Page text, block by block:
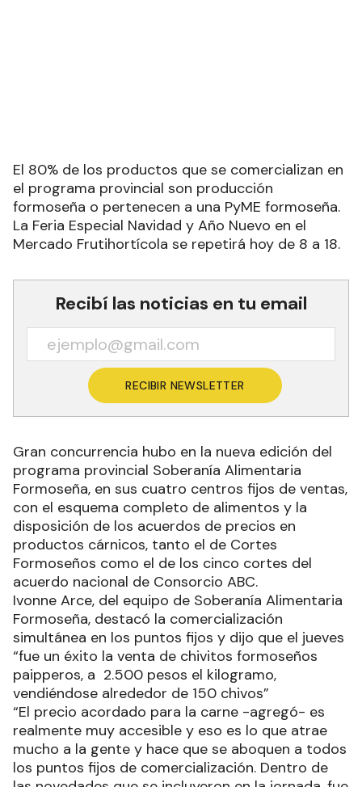
El 80% de los productos que se comercializan en
el programa provincial son producción
formoseña o pertenecen a una PyME formoseña.
La Feria Especial Navidad y Año Nuevo en el
Mercado Frutihortícola se repetirá hoy de 8 a 18.
Recibí las noticias en tu email
RECIBIR NEWSLETTER
Gran concurrencia hubo en la nueva edición del
programa provincial Soberanía Alimentaria
Formoseña, en sus cuatro centros fijos de ventas,
con el esquema completo de alimentos y la
disposición de los acuerdos de precios en
productos cárnicos, tanto el de Cortes
Formoseños como el de los cinco cortes del
acuerdo nacional de Consorcio ABC.
Ivonne Arce, del equipo de Soberanía Alimentaria
Formoseña, destacó la comercialización
simultánea en los puntos fijos y dijo que el jueves
“fue un éxito la venta de chivitos formoseños
paipperos, a 2.500 pesos el kilogramo,
vendiéndose alrededor de 150 chivos”
“El precio acordado para la carne -agregó- es
realmente muy accesible y eso es lo que atrae
mucho a la gente y hace que se aboquen a todos
los puntos fijos de comercialización. Dentro de